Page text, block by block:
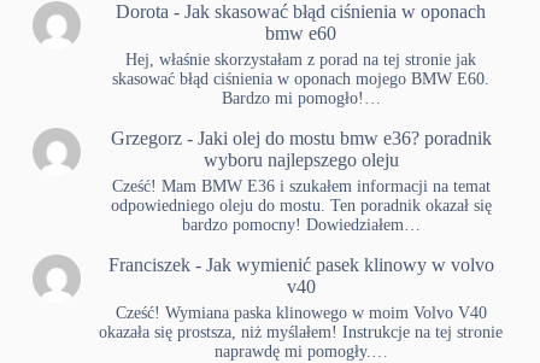
Dorota -Jak skasować błąd ciśnienia w oponach
bmw e60
Hej, właśnie skorzystałam z porad na tej stronie jak
skasować błąd ciśnienia w oponach mojego BMW E60.
Bardzo mi pomogło!…
Grzegorz- Jaki olej do mostu bmw e36? poradnik
wyboru najlepszego oleju
Cześć! Mam BMW E36 i szukałem informacji na temat
odpowiedniego oleju do mostu. Ten poradnik okazał się
bardzo pomocny! Dowiedziałem…
Franciszek- Jak wymienić pasek klinowy w volvo
v40
Cześć! Wymiana paska klinowego w moim Volvo V40
okazała się prostsza, niż myślałem! Instrukcje na tej stronie
naprawdę mi pomogły.…